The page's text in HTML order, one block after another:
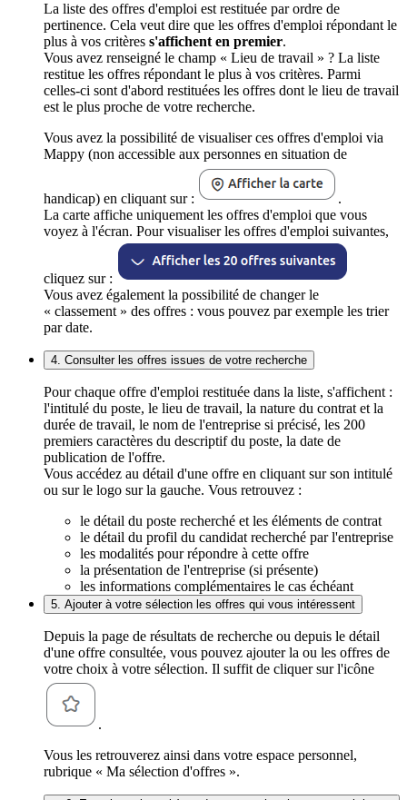
La liste des offres d'emploi est restituée par ordre de
pertinence. Cela veut dire que les offres d'emploi répondant le
plus à vos critères s'affichent en premier.
Vous avez renseigné le champ « Lieu de travail » ? La liste
restitue les offres répondant le plus à vos critères. Parmi
celles-ci sont d'abord restituées les offres dont le lieu de travail
est le plus proche de votre recherche.
Vous avez la possibilité de visualiser ces offres d'emploi via
Mappy (non accessible aux personnes en situation de
handicap) en cliquant sur :
.
La carte affiche uniquement les offres d'emploi que vous
voyez à l'écran. Pour visualiser les offres d'emploi suivantes,
cliquez sur :
Vous avez également la possibilité de changer le
« classement » des offres : vous pouvez par exemple les trier
par date.
4. Consulter les offres issues de votre recherche
Pour chaque offre d'emploi restituée dans la liste, s'affichent :
l'intitulé du poste, le lieu de travail, la nature du contrat et la
durée de travail, le nom de l'entreprise si précisé, les 200
premiers caractères du descriptif du poste, la date de
publication de l'offre.
Vous accédez au détail d'une offre en cliquant sur son intitulé
ou sur le logo sur la gauche. Vous retrouvez :
le détail du poste recherché et les éléments de contrat
le détail du profil du candidat recherché par l'entreprise
les modalités pour répondre à cette offre
la présentation de l'entreprise (si présente)
les informations complémentaires le cas échéant
5. Ajouter à votre sélection les offres qui vous intéressent
Depuis la page de résultats de recherche ou depuis le détail
d'une offre consultée, vous pouvez ajouter la ou les offres de
votre choix à votre sélection. Il suffit de cliquer sur l'icône
.
Vous les retrouverez ainsi dans votre espace personnel,
rubrique « Ma sélection d'offres ».